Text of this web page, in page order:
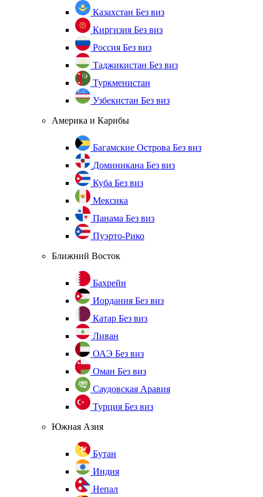
Казахстан Без виз
Киргизия Без виз
Россия Без виз
Таджикистан Без виз
Туркменистан
Узбекистан Без виз
Америка и Карибы
Багамские Острова Без виз
Доминикана Без виз
Куба Без виз
Мексика
Панама Без виз
Пуэрто-Рико
Ближний Восток
Бахрейн
Иордания Без виз
Катар Без виз
Ливан
ОАЭ Без виз
Оман Без виз
Саудовская Аравия
Турция Без виз
Южная Азия
Бутан
Индия
Непал